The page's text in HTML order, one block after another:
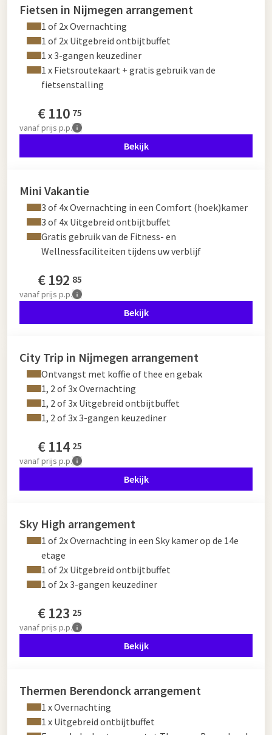
Fietsen in Nijmegen arrangement
1 of 2x Overnachting
1 of 2x Uitgebreid ontbijtbuffet
1 x 3-gangen keuzediner
1 x Fietsroutekaart + gratis gebruik van de
fietsenstalling
€110 75
vanafprijs p.p.
Bekijk
Mini Vakantie
3 of 4x Overnachting in een Comfort (hoek)kamer
3 of 4x Uitgebreid ontbijtbuffet
Gratis gebruik van de Fitness- en
Wellnessfaciliteiten tijdens uw verblijf
€192 85
vanafprijs p.p.
Bekijk
City Trip in Nijmegen arrangement
Ontvangst met koffie of thee en gebak
1, 2 of 3x Overnachting
1, 2 of 3x Uitgebreid ontbijtbuffet
1, 2 of 3x 3-gangen keuzediner
€114 25
vanafprijs p.p.
Bekijk
Sky High arrangement
1 of 2x Overnachting in een Sky kamer op de 14e
etage
1 of 2x Uitgebreid ontbijtbuffet
1 of 2x 3-gangen keuzediner
€123 25
vanafprijs p.p.
Bekijk
Thermen Berendonck arrangement
1 x Overnachting
1 x Uitgebreid ontbijtbuffet